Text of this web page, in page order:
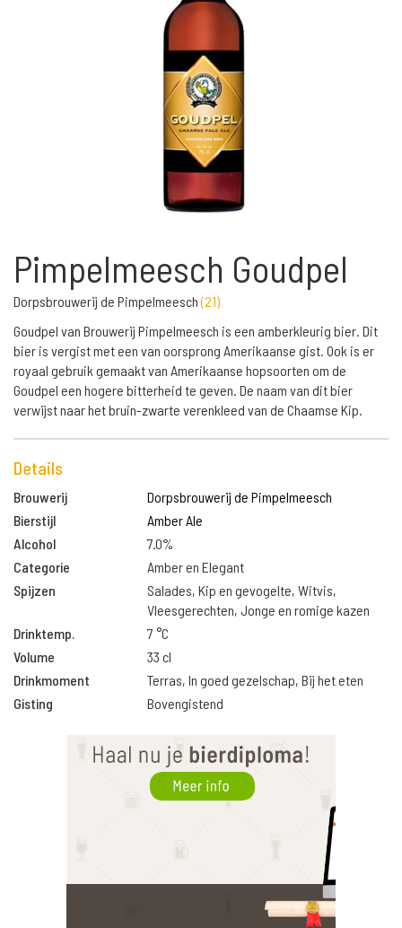
Pimpelmeesch Goudpel
Dorpsbrouwerij de Pimpelmeesch(21)
Goudpel van Brouwerij Pimpelmeesch is een amberkleurig bier. Dit
bier is vergist met een van oorsprong Amerikaanse gist. Ook is er
royaal gebruik gemaakt van Amerikaanse hopsoorten om de
Goudpel een hogere bitterheid te geven. De naam van dit bier
verwijst naar het bruin-zwarte verenkleed van de Chaamse Kip.
Details
Brouwerij
Dorpsbrouwerij de Pimpelmeesch
Bierstijl
Amber Ale
Alcohol
7.0%
Categorie
Amber en Elegant
Spijzen
Salades, Kip en gevogelte, Witvis,
Vleesgerechten, Jonge en romige kazen
Drinktemp.
7 °C
Volume
33 cl
Drinkmoment
Terras, In goed gezelschap, Bij het eten
Gisting
Bovengistend